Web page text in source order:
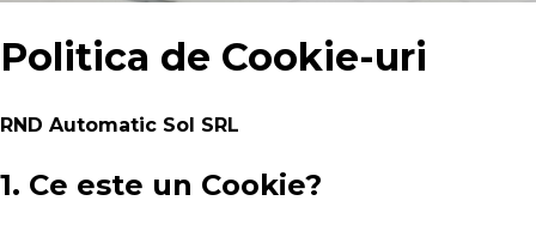
Politica de Cookie-uri
RND Automatic Sol SRL
1. Ce este un Cookie?